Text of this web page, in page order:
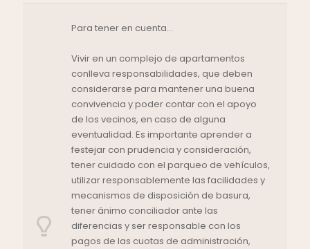
Para tener en cuenta…
Vivir en un complejo de apartamentos
conlleva responsabilidades, que deben
considerarse para mantener una buena
convivencia y poder contar con el apoyo
de los vecinos, en caso de alguna
eventualidad. Es importante aprender a
festejar con prudencia y consideración,
tener cuidado con el parqueo de vehículos,
utilizar responsablemente las facilidades y
mecanismos de disposición de basura,
tener ánimo conciliador ante las
diferencias y ser responsable con los
pagos de las cuotas de administración,